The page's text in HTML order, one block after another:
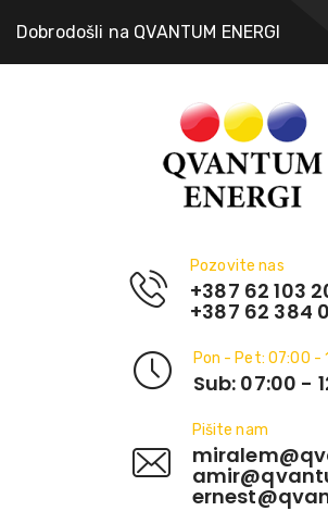
Dobrodošli na QVANTUM ENERGI
Pozovite nas
+387 62 103
+387 62 384
Pon - Pet: 07:00 -
Sub: 07:00 -
Pišite nam